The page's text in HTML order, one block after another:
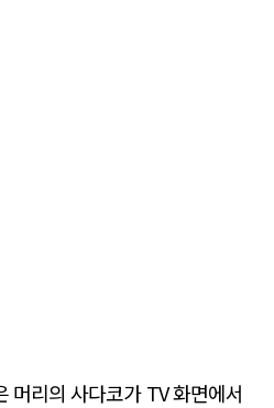
머리의 사다코가 TV 화면에서